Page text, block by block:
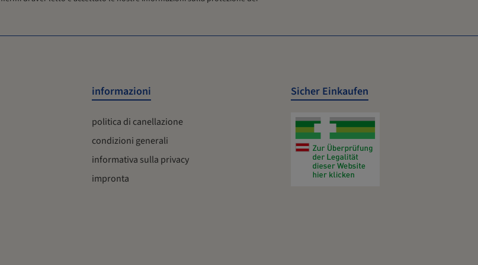
informazioni
politica di canellazione
condizioni generali
informativa sulla privacy
impronta
Sicher Einkaufen